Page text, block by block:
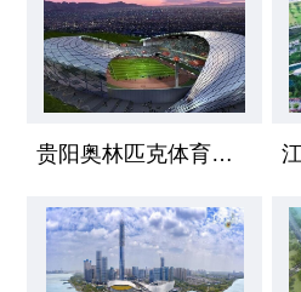
贵阳奥林匹克体育中心